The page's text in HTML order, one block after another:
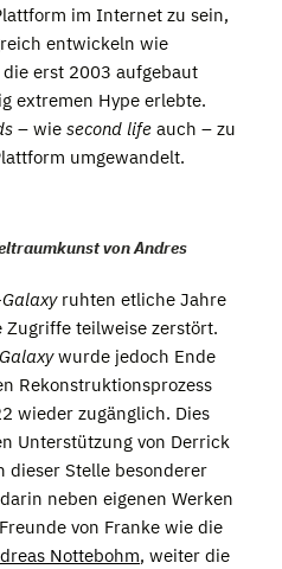
im Internet zu sein,
entwickeln wie
die erst 2003 aufgebaut
extremen Hype erlebte.
– wie second life auch – zu
umgewandelt.
von Andres
ruhten etliche Jahre
teilweise zerstört.
wurde jedoch Ende
Rekonstruktionsprozess
wieder zugänglich. Dies
Unterstützung von Derrick
dieser Stelle besonderer
neben eigenen Werken
von Franke wie die
Nottebohm, weiter die